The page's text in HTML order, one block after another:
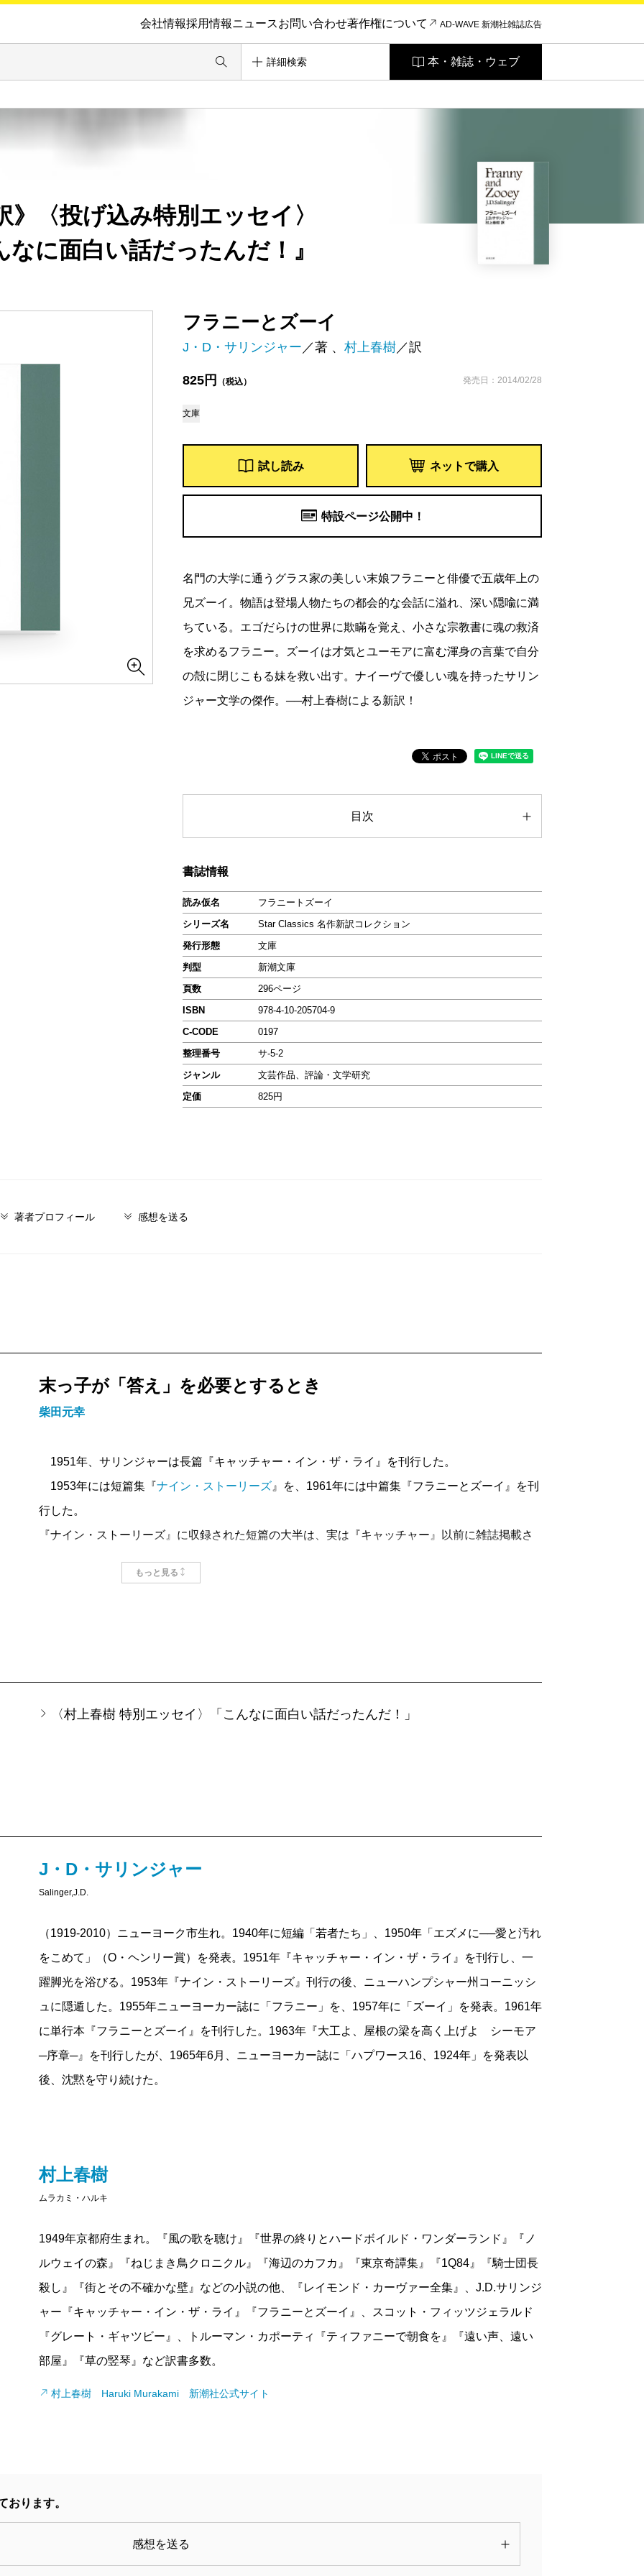
会社情報採用情報ニュースお問い合わせ著作権について AD-WAVE 新潮社雑誌広告
詳細検索 本・雑誌・ウェブ
フラニーとズーイ
J・D・サリンジャー ／著 、 村上春樹／訳
825円 （税込） 発売日：2014/02/28
文庫
試し読み ネットで購入
特設ページ公開中！
〈投げ込み特別エッセイ〉
に面白い話だったんだ！』
名門の大学に通うグラス家の美しい末娘フラニーと俳優で五歳年上の
兄ズーイ。物語は登場人物たちの都会的な会話に溢れ、深い隠喩に満
ちている。エゴだらけの世界に欺瞞を覚え、小さな宗教書に魂の救済
を求めるフラニー。ズーイは才気とユーモアに富む渾身の言葉で自分
の殻に閉じこもる妹を救い出す。ナイーヴで優しい魂を持ったサリン
ジャー文学の傑作。──村上春樹による新訳！
目次
書誌情報
読み仮名
フラニートズーイ
シリーズ名
Star Classics 名作新訳コレクション
発行形態
文庫
判型
新潮文庫
頁数
296ページ
ISBN
978-4-10-205704-9
C-CODE
0197
整理番号
サ-5-2
ジャンル
文芸作品、評論・文学研究
定価
825円
著者プロフィール 感想を送る
末っ子が「答え」を必要とするとき
柴田元幸
1951年、サリンジャーは長篇『キャッチャー・イン・ザ・ライ』を刊行した。
1953年には短篇集『ナイン・ストーリーズ 』を、1961年には中篇集『フラニーとズーイ』を刊
行した。
『ナイン・ストーリーズ』に収録された短篇の大半は、実は『キャッチャー』以前に雑誌掲載さ
れているのだが、こうして出版順に並べてみるのは、ある点を考える上で都合がいい。すなわ
ち、サリンジャーにおける、少女／若い女性の「成長」を考える上で。
「エズメに――愛と悲惨をこめて」では、いい感じに自意識過剰な「13歳くらいの」少女エズメ
が、二十代なかばの駆け出し作家が戦争で被った心の傷を、（少なくともつかのま）癒す。
た人間の性癖に、ホールデン同様フラニーは我慢できない。エゴを持たない境地に彼女は憧れ
ホールデンはそうした境地を、妹のフィービーに――そして死んだ弟アリーに――見出せたわ
けだが、その妹が大きくなった人物フラニーには、もはやそういう「逃げ」は許されない。作品
なかば、サリンジャーは、「7つか8つくらい」の女の子とその飼い犬のダックスフントがかくれ
んぼをしていて、「再会」を遂げた彼らのこの上なく幸福そうな姿を挿入している――あたか
も、そうした無垢な日々に戻るのはもう不可能だと思い知らせるかのように（もっとも、苦悩す
るフラニーに、「年寄りの臭いでぶ猫」のブルームバーグをなつかせているあたり、図式的には
やや不徹底な観があるのだが、たぶん随所でそうやって感傷的だったりユーモラスだったりする
るロシア人順礼者の手記』）。だが、『巡礼の道』で提示されている、「イエスの祈りをひたす
ら口にすればよい」といった「答え」は、フラニーにとって有効ではありえない。『巡礼の道』
フラニーが、そのまま見習えるはずもない。
そもそも、複数の作品にまたがってサリンジャーが書いたグラス家7人きょうだいのサーガは、
叡智と呼びうるものをたぶん誰よりも持っていた長兄シーモアが自殺する物語からはじまる
（「バナナフィッシュ日和」）。ならば親はどうかといえば、父は娘が苦しむのを見ても「フラ
ニーは蜜柑を食べたいんじゃないかな」くらいしか思いつかず（個人的には、それはそれで「い
い人だなあ」と思うが）、母も小説上の存在としては実に生き生きしているけれど、やはり「答
え」を持っているわけではない。要するに、長兄を欠いたグラスきょうだいは、「答えを持って
するに、これで本当にフラニーとズーイは救われるかと問うのは――あまり得策ではあるまい。
「有効だ」という立場に立てばある種の「サリンジャー教」に陥る危険があるし、「有効でな
もっと見る
〈村上春樹 特別エッセイ〉「こんなに面白い話だったんだ！」
J・D・サリンジャー
Salinger,J.D.
（1919-2010）ニューヨーク市生れ。1940年に短編「若者たち」、1950年「エズメに──愛と汚れ
をこめて」（O・ヘンリー賞）を発表。1951年『キャッチャー・イン・ザ・ライ』を刊行し、一
躍脚光を浴びる。1953年『ナイン・ストーリーズ』刊行の後、ニューハンプシャー州コーニッシ
ュに隠遁した。1955年ニューヨーカー誌に「フラニー」を、1957年に「ズーイ」を発表。1961年
に単行本『フラニーとズーイ』を刊行した。1963年『大工よ、屋根の梁を高く上げよ シーモア
─序章─』を刊行したが、1965年6月、ニューヨーカー誌に「ハプワース16、1924年」を発表以
後、沈黙を守り続けた。
村上春樹
ムラカミ・ハルキ
1949年京都府生まれ。『風の歌を聴け』『世界の終りとハードボイルド・ワンダーランド』『ノ
ルウェイの森』『ねじまき鳥クロニクル』『海辺のカフカ』『東京奇譚集』『1Q84』『騎士団長
殺し』『街とその不確かな壁』などの小説の他、『レイモンド・カーヴァー全集』、J.D.サリンジ
ャー『キャッチャー・イン・ザ・ライ』『フラニーとズーイ』、スコット・フィッツジェラルド
『グレート・ギャツビー』、トルーマン・カポーティ『ティファニーで朝食を』『遠い声、遠い
部屋』『草の竪琴』など訳書多数。
村上春樹 Haruki Murakami 新潮社公式サイト
おります。
感想を送る